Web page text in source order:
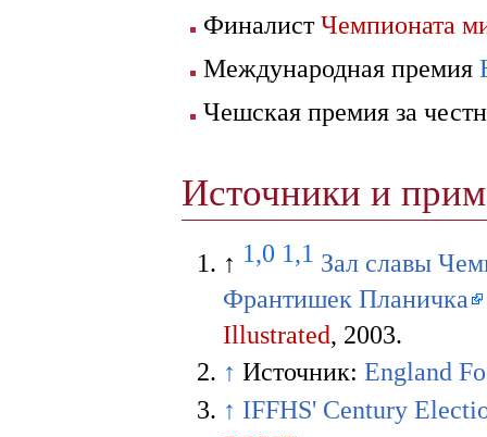
ФиналистЧемпионата
Международная премия
Чешская премия за
Источники и
↑ 1,0 1,1 Зал славы
Франтишек Планичка
Illustrated, 2003.
↑ Источник:England
↑ IFFHS' Century